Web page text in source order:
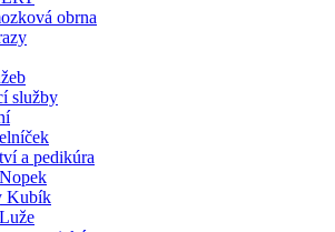
obrna
služby
a pedikúra
Kubík